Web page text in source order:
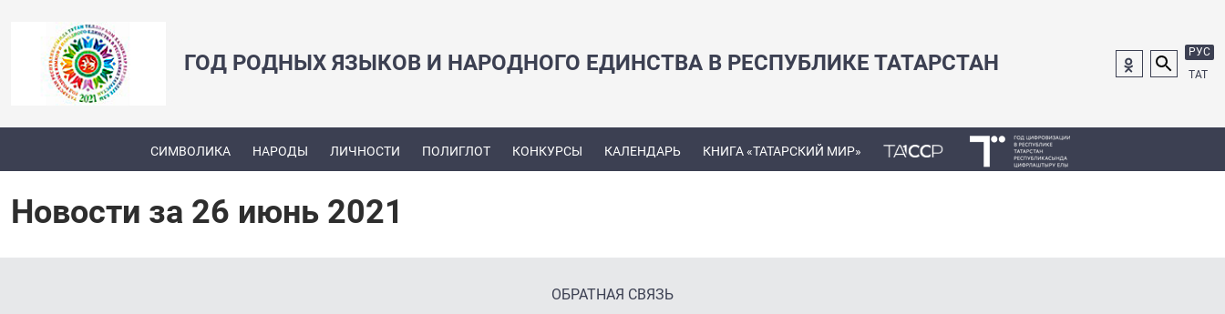
ГОД РОДНЫХ ЯЗЫКОВ И НАРОДНОГО ЕДИНСТВА В РЕСПУБЛИКЕ ТАТАРСТАН
РУС
ТАТ
СИМВОЛИКА НАРОДЫ ЛИЧНОСТИ ПОЛИГЛОТ КОНКУРСЫ КАЛЕНДАРЬ КНИГА «ТАТАРСКИЙ МИР»
Новости за 26 июнь 2021
ОБРАТНАЯ СВЯЗЬ